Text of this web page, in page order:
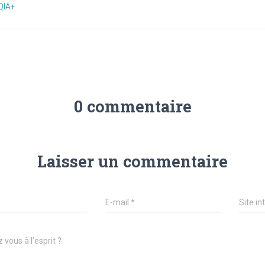
0 commentaire
Laisser un commentaire
E-mail* Site
vous à l’esprit ?